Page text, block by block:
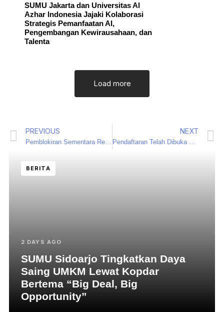
SUMU Jakarta dan Universitas Al
Azhar Indonesia Jajaki Kolaborasi
Strategis Pemanfaatan AI,
Pengembangan Kewirausahaan, dan
Talenta
Load more
PREVIOUS
Pemblokiran Sementara Rekening Dormant oleh PPATK, Berikut Cara Memulihkannya
NEXT
Pendaftaran Telah Dibuka untuk Indonesia International Sustainability Forum (ISF) 2025!
BERITA
2 DAYS AGO
SUMU Sidoarjo Tingkatkan Daya
Saing UMKM Lewat Kopdar
Bertema “Big Deal, Big
Opportunity”